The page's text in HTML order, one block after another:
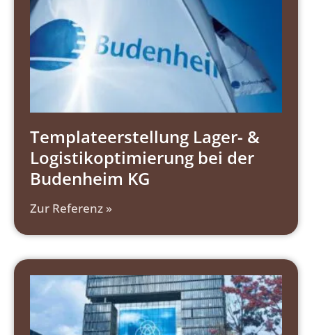
Templateerstellung Lager- &
Logistikoptimierung bei der
Budenheim KG
Zur Referenz »